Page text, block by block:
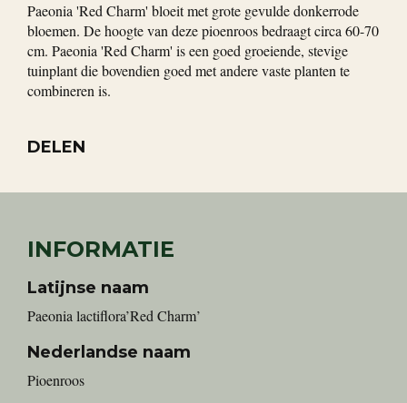
Paeonia 'Red Charm' bloeit met grote gevulde donkerrode
bloemen. De hoogte van deze pioenroos bedraagt circa 60-70
cm. Paeonia 'Red Charm' is een goed groeiende, stevige
tuinplant die bovendien goed met andere vaste planten te
combineren is.
DELEN
INFORMATIE
Latijnse naam
Paeonia lactiflora’Red Charm’
Nederlandse naam
Pioenroos